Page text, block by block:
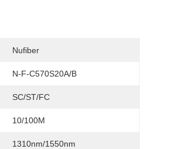
Nufiber
N-F-C570S20A/B
SC/ST/FC
10/100M
1310nm/1550nm